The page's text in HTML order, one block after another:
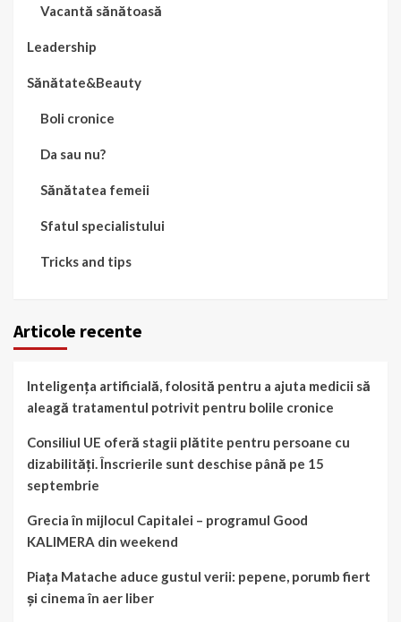
Vacantă sănătoasă
Leadership
Sănătate&Beauty
Boli cronice
Da sau nu?
Sănătatea femeii
Sfatul specialistului
Tricks and tips
Articole recente
Inteligența artificială, folosită pentru a ajuta medicii să
aleagă tratamentul potrivit pentru bolile cronice
Consiliul UE oferă stagii plătite pentru persoane cu
dizabilități. Înscrierile sunt deschise până pe 15
septembrie
Grecia în mijlocul Capitalei – programul Good
KALIMERA din weekend
Piața Matache aduce gustul verii: pepene, porumb fiert
și cinema în aer liber